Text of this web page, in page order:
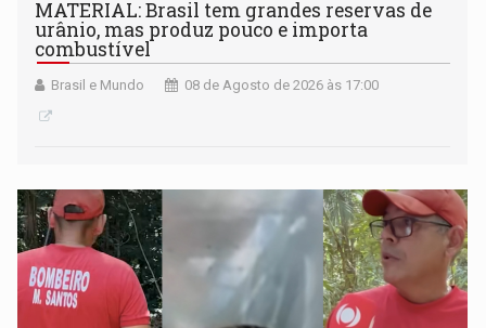
MATERIAL: Brasil tem grandes reservas de
urânio, mas produz pouco e importa
combustível
Brasil e Mundo 08 de Agosto de 2026 às 17:00